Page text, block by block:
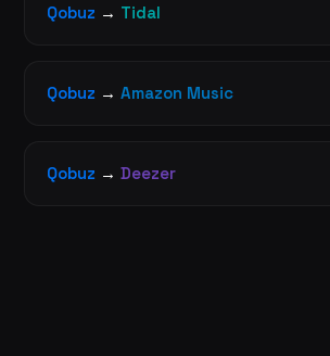
Qobuz → Tidal
Qobuz → Amazon Music
Qobuz → Deezer